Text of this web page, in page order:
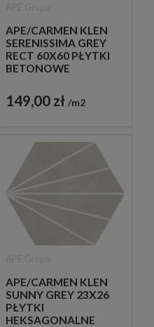
APE/CARMEN KLEN
SERENISSIMA GREY
RECT 60X60 PŁYTKI
BETONOWE
149,00 zł m2
APE/CARMEN KLEN
SUNNY GREY 23X26
PŁYTKI
HEKSAGONALNE